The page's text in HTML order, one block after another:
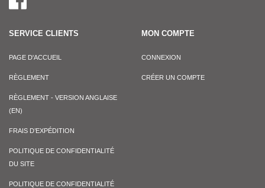
SERVICE CLIENTS
PAGE D'ACCUEIL
RÈGLEMENT
RÈGLEMENT - VERSION ANGLAISE
(EN)
FRAIS D’EXPÉDITION
POLITIQUE DE CONFIDENTIALITÉ
DU SITE
POLITIQUE DE CONFIDENTIALITÉ
MON COMPTE
CONNEXION
CRÉER UN COMPTE